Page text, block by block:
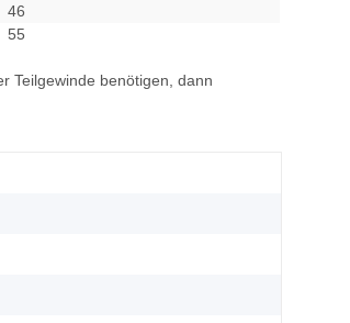
46
55
Teilgewinde benötigen, dann